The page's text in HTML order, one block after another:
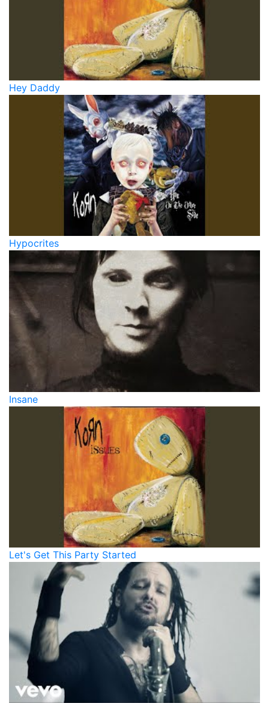
Hey Daddy
Hypocrites
Insane
Let's Get This Party Started